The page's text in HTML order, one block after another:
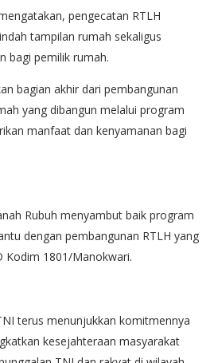
pengecatan RTLH
tampilan rumah sekaligus
bagi pemilik rumah.
bagian akhir dari pembangunan
yang dibangun melalui program
manfaat dan kenyamanan bagi
Rubuh menyambut baik program
dengan pembangunan RTLH yang
Kodim 1801/Manokwari.
terus menunjukkan komitmennya
kesejahteraan masyarakat